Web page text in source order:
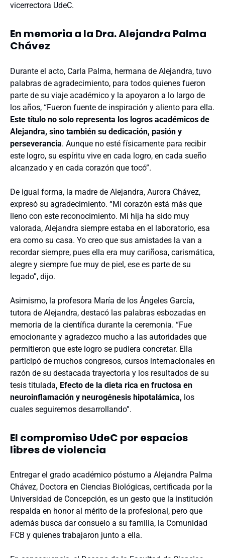
vicerrectora UdeC.
En memoria a la Dra. Alejandra Palma
Chávez
Durante el acto, Carla Palma, hermana de Alejandra, tuvo
palabras de agradecimiento, para todos quienes fueron
parte de su viaje académico y la apoyaron a lo largo de
los años, “Fueron fuente de inspiración y aliento para ella.
Este título no solo representa los logros académicos de
Alejandra, sino también su dedicación, pasión y
perseverancia. Aunque no esté físicamente para recibir
este logro, su espíritu vive en cada logro, en cada sueño
alcanzado y en cada corazón que tocó”.
De igual forma, la madre de Alejandra, Aurora Chávez,
expresó su agradecimiento. “Mi corazón está más que
lleno con este reconocimiento. Mi hija ha sido muy
valorada, Alejandra siempre estaba en el laboratorio, esa
era como su casa. Yo creo que sus amistades la van a
recordar siempre, pues ella era muy cariñosa, carismática,
alegre y siempre fue muy de piel, ese es parte de su
legado”, dijo.
Asimismo, la profesora María de los Ángeles García,
tutora de Alejandra, destacó las palabras esbozadas en
memoria de la científica durante la ceremonia. “Fue
emocionante y agradezco mucho a las autoridades que
permitieron que este logro se pudiera concretar. Ella
participó de muchos congresos, cursos internacionales en
razón de su destacada trayectoria y los resultados de su
tesis titulada, Efecto de la dieta rica en fructosa en
neuroinflamación y neurogénesis hipotalámica, los
cuales seguiremos desarrollando”.
El compromiso UdeC por espacios
libres de violencia
Entregar el grado académico póstumo a Alejandra Palma
Chávez, Doctora en Ciencias Biológicas, certificada por la
Universidad de Concepción, es un gesto que la institución
respalda en honor al mérito de la profesional, pero que
además busca dar consuelo a su familia, la Comunidad
FCB y quienes trabajaron junto a ella.